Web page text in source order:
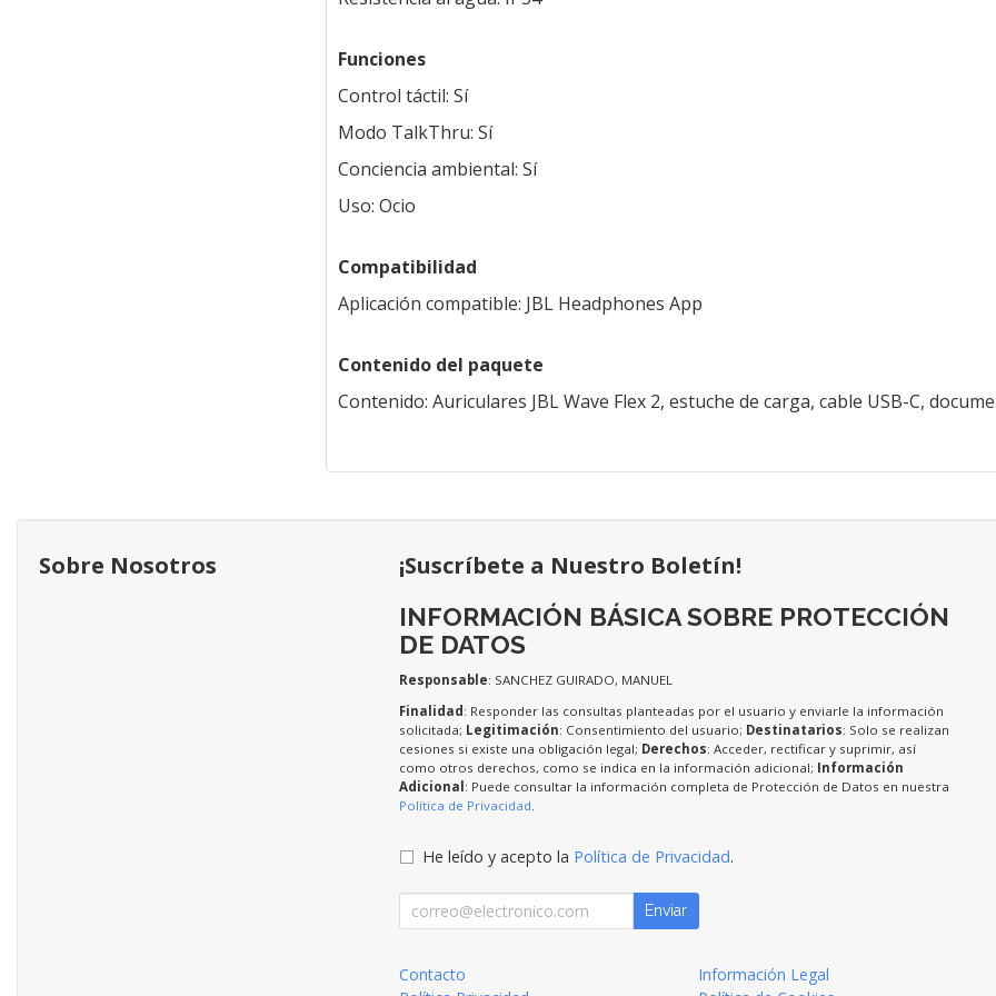
Funciones
Control táctil: Sí
Modo TalkThru: Sí
Conciencia ambiental: Sí
Uso: Ocio
Compatibilidad
Aplicación compatible: JBL Headphones App
Contenido del paquete
Contenido: Auriculares JBL Wave Flex 2, estuche de carga, cable USB-C,
Sobre Nosotros
¡Suscríbete a Nuestro Boletín!
INFORMACIÓN BÁSICA SOBRE PROTECCIÓN
DE DATOS
Responsable: SANCHEZ GUIRADO, MANUEL
Finalidad : Responder las consultas planteadas por el usuario y enviarle la información
solicitada; Legitimación: Consentimiento del usuario; Destinatarios: Solo se realizan
cesiones si existe una obligación legal; Derechos: Acceder, rectificar y suprimir, así
como otros derechos, como se indica en la información adicional; Información
Adicional : Puede consultar la información completa de Protección de Datos en nuestra
Política de Privacidad.
He leído y acepto la Política de Privacidad.
Enviar
Contacto
Información Legal